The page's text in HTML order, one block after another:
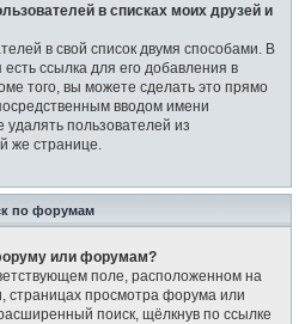
в списках моих друзей и
в свой список двумя способами. В
ссылка для его добавления в
того, вы можете сделать это прямо
вводом имени
пользователей из
же странице.
по форумам
или форумам?
поле, расположенном на
страницах просмотра форума или
поиск, щёлкнув по ссылке